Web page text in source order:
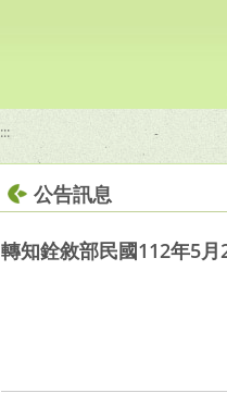
:::
公告訊息
轉知銓敘部民國112年5